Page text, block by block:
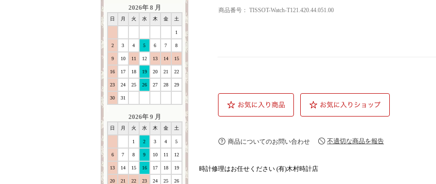
2026年 8 月
日 月 火 水 木 金 土
1
2 3 4 5 6 7 8
9 10 11 12 13 14 15
16 17 18 19 20 21 22
23 24 25 26 27 28 29
30 31
2026年 9 月
日 月 火 水 木 金 土
1 2 3 4 5
6 7 8 9 10 11 12
13 14 15 16 17 18 19
20 21 22 23 24 25 26
商品番号： TISSOT-Watch-T121.420.44.051.00
商品についてのお問い合わせ 不適切な商品を報告
時計修理はお任せください (有)木村時計店